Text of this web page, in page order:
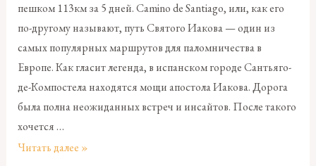
пешком 113км за 5 дней. Camino de Santiago, или, как его
по-другому называют, путь Святого Иакова — один из
самых популярных маршрутов для паломничества в
Европе. Как гласит легенда, в испанском городе Сантьяго-
де-Компостела находятся мощи апостола Иакова. Дорога
была полна неожиданных встреч и инсайтов. После такого
хочется …
Читать далее »